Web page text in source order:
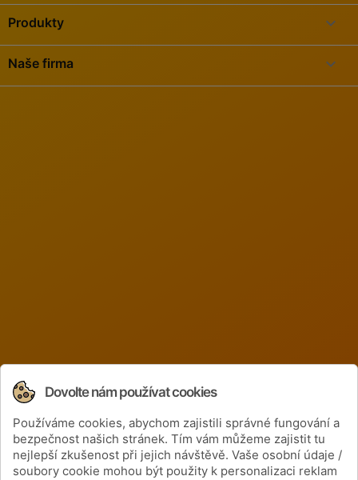
Produkty 
Naše firma 
Získejte informace o cenách a nových
produktech
Dovolte nám používat cookies
Používáme cookies, abychom zajistili správné fungování a
bezpečnost našich stránek. Tím vám můžeme zajistit tu
nejlepší zkušenost při jejich návštěvě. Vaše osobní údaje /
soubory cookie mohou být použity k personalizaci reklam